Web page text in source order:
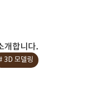
개합니다.
3D 모델링